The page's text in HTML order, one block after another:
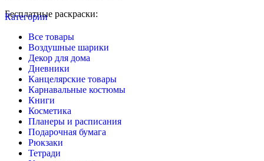
Бесплатные раскраски:
Категории
Все товары
Воздушные шарики
Декор для дома
Дневники
Канцелярские товары
Карнавальные костюмы
Книги
Косметика
Планеры и расписания
Подарочная бумага
Рюкзаки
Тетради